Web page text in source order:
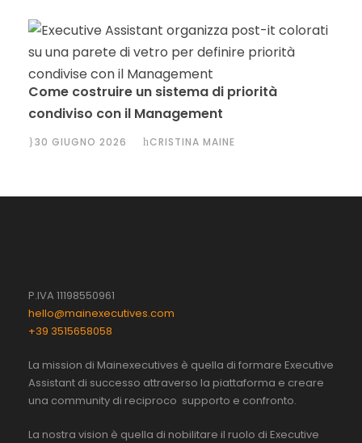
Come costruire un sistema di priorità
condiviso con il Management
30 GIUGNO 2026 CRISTINA MAINE
P.IVA 11198550961
hello@mainexecutives.com
+39 3515658058
La mission di Mainexecutives è quella di formare Executive
Assistant di successo attraverso la piattaforma e creare
una community di reciproco supporto e confronto.
La nostra vision è quella di nobilitare il ruolo di Executive